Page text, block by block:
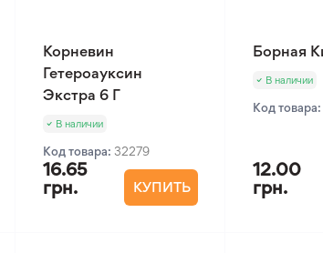
Корневин
Гетероауксин
Экстра 6 Г
В наличии
Код товара: 32279
16.65
грн.
КУПИТЬ
Борная
В наличии
Код товара:
12.00
грн.